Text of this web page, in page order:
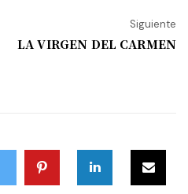
Siguiente
LA VIRGEN DEL CARMEN